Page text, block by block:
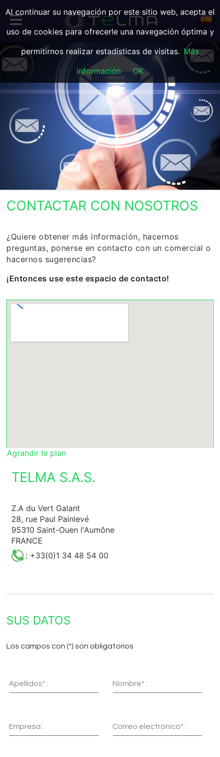
CONTACTAR CON NOSOTROS
¿Quiere obtener más información, hacernos
preguntas, ponerse en contacto con un comercial o
hacernos sugerencias?
¡Entonces use este espacio de contacto!
Agrandir le plan
TELMA S.A.S.
Z.A du Vert Galant
28, rue Paul Painlevé
95310 Saint-Ouen l'Aumône
FRANCE
: +33(0)1 34 48 54 00
SUS DATOS
Los campos con (*) son obligatorios
Apellidos* : Nombre* :
Empresa : Correo electrónico* :
Al continuar su navegación por este sitio web, acepta el
uso de cookies para ofrecerle una navegación óptima y
permitirnos realizar estadísticas de visitas. Más
información
OK